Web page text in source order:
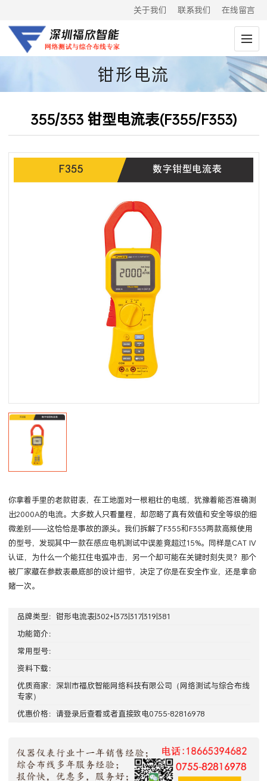
关于我们 联系我们 在线留言
钳形电流
表|302+|373|317|319|381
355/353 钳型电流表(F355/F353)
你拿着手里的老款钳表，在工地面对一根粗壮的电缆，犹豫着能否准确测
出2000A的电流。大多数人只看量程，却忽略了真有效值和安全等级的细
微差别——这恰恰是事故的源头。我们拆解了F355和F353两款高频使用
的型号，发现其中一款在感应电机测试中误差竟超过15%。同样是CAT IV
认证，为什么一个能扛住电弧冲击，另一个却可能在关键时刻失灵？那个
被厂家藏在参数表最底部的设计细节，决定了你是在安全作业，还是拿命
赌一次。
品牌类型： 钳形电流表|302+|373|317|319|381
功能简介：
常用型号：
资料下载：
优质商家： 深圳市福欣智能网络科技有限公司 （网络测试与综合布线
专家）
优惠价格：请登录后查看或者直接致电0755-82816978